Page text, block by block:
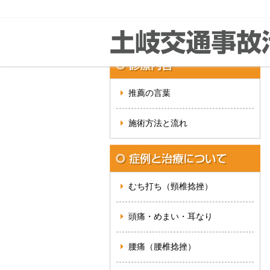
推薦の言葉
施術方法と流れ
むち打ち（頸椎捻挫）
頭痛・めまい・耳なり
腰痛（腰椎捻挫）